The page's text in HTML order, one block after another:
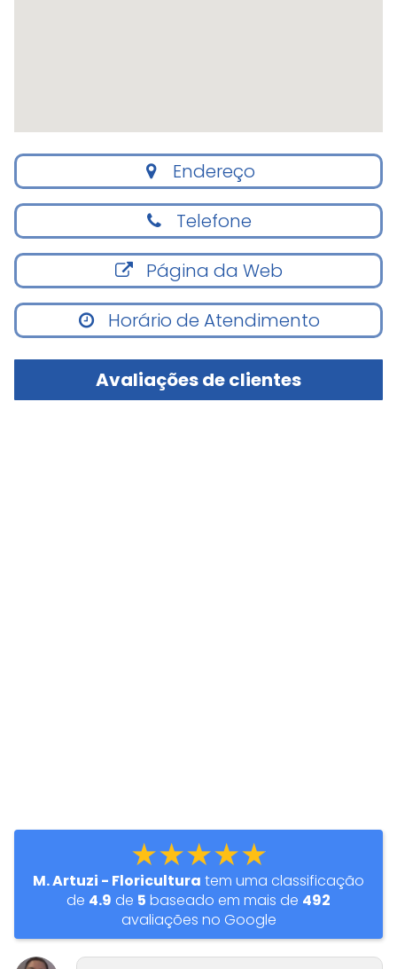
Endereço
Telefone
Página da Web
Horário de Atendimento
Avaliações de clientes
★★★★★
M. Artuzi - Floricultura tem uma classificação
de 4.9 de 5 baseado em mais de 492
avaliações no Google